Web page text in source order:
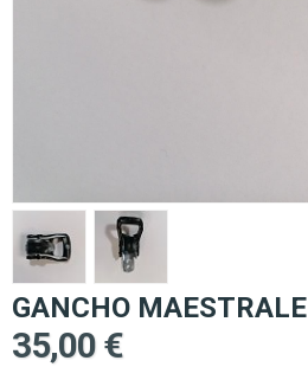
GANCHO MAESTRALE
35,00 €